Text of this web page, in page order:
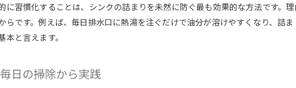
キッチン詰まりやすい時はお湯で対応
水回りの快適維持に重曹掃除が有効な理由
に習慣化することは、シンクの詰まりを未然に防ぐ最も効果的な方法です。
らです。例えば、毎日排水口に熱湯を注ぐだけで油分が溶けやすくなり、詰
と言えます。
日の掃除から実践